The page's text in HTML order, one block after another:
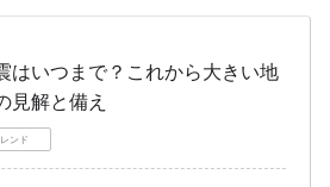
はいつまで？これから大きい地
見解と備え
ンド